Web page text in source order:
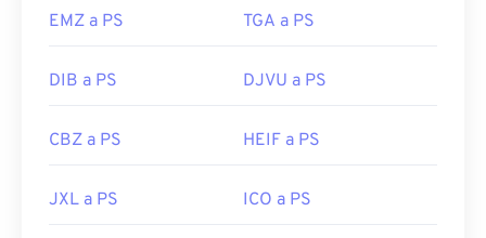
EMZ a PS TGA a PS
DIB a PS DJVU a PS
CBZ a PS HEIF a PS
JXL a PS ICO a PS